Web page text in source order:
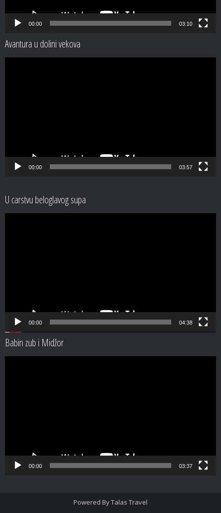
00:00 03:10
Avantura u dolini vekova
00:00 03:57
U carstvu beloglavog supa
00:00 04:38
Babin zub i Midžor
00:00 03:37
Powered ByTalas Travel